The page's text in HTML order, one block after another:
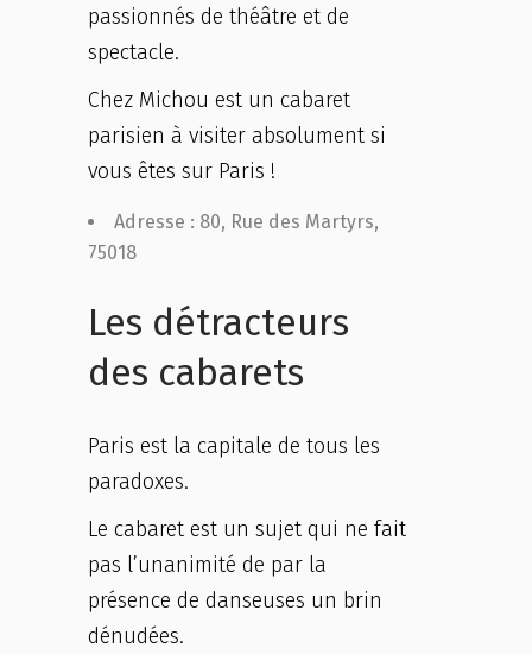
passionnés de théâtre et de
spectacle.
Chez Michou est un cabaret
parisien à visiter absolument si
vous êtes sur Paris !
Adresse : 80, Rue des Martyrs,
75018
Les détracteurs
des cabarets
Paris est la capitale de tous les
paradoxes.
Le cabaret est un sujet qui ne fait
pas l’unanimité de par la
présence de danseuses un brin
dénudées.